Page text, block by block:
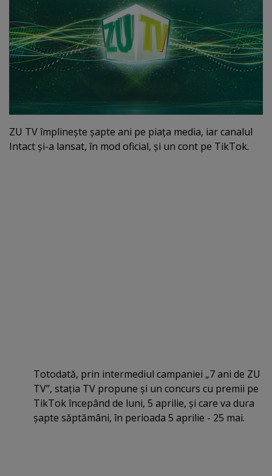
ZU TV împlineşte şapte ani pe piaţa media, iar canalul
Intact şi-a lansat, în mod oficial, şi un cont pe TikTok.
Totodată, prin intermediul campaniei „7 ani de ZU
TV”, staţia TV propune şi un concurs cu premii pe
TikTok începând de luni, 5 aprilie, şi care va dura
şapte săptămâni, în perioada 5 aprilie - 25 mai.